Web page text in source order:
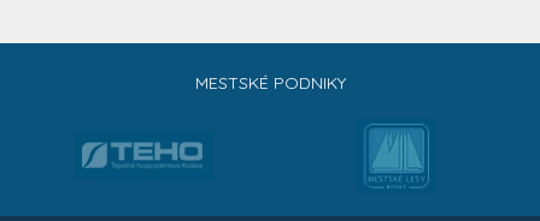
MESTSKÉ PODNIKY